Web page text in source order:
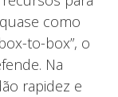
como
to-box”, o
Na
rapidez e